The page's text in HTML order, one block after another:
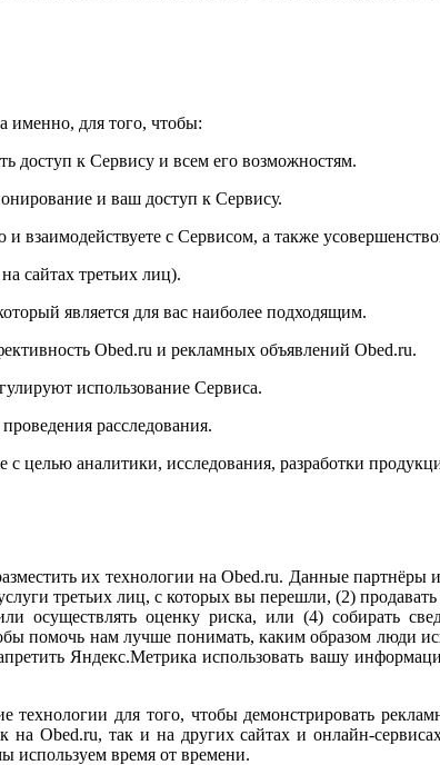
именно, для того, чтобы:
доступ к Сервису и всем его возможностям.
и ваш доступ к Сервису.
взаимодействуете с Сервисом, а также
сайтах третьих лиц).
является для вас наиболее подходящим.
Obed.ru и рекламных объявлений Obed.ru.
использование Сервиса.
расследования.
целью аналитики, исследования, разработки
их технологии на Obed.ru. Данные партнёры
третьих лиц, с которых вы перешли, (2)
осуществлять оценку риска, или (4) собирать
помочь нам лучше понимать, каким образом люди
Яндекс.Метрика использовать вашу
технологии для того, чтобы демонстрировать
на Obed.ru, так и на других сайтах и онлайн-
используем время от времени.